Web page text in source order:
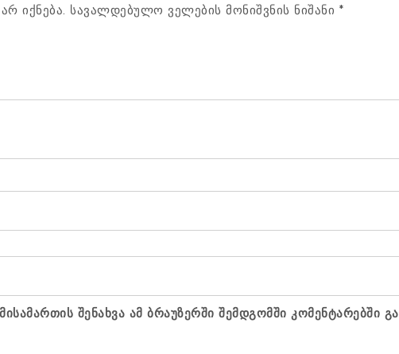
იქნება. სავალდებულო ველების მონიშვნის ნიშანი *
შენახვა ამ ბრაუზერში შემდგომში კომენტარებში